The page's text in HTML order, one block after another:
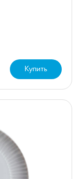
Купить